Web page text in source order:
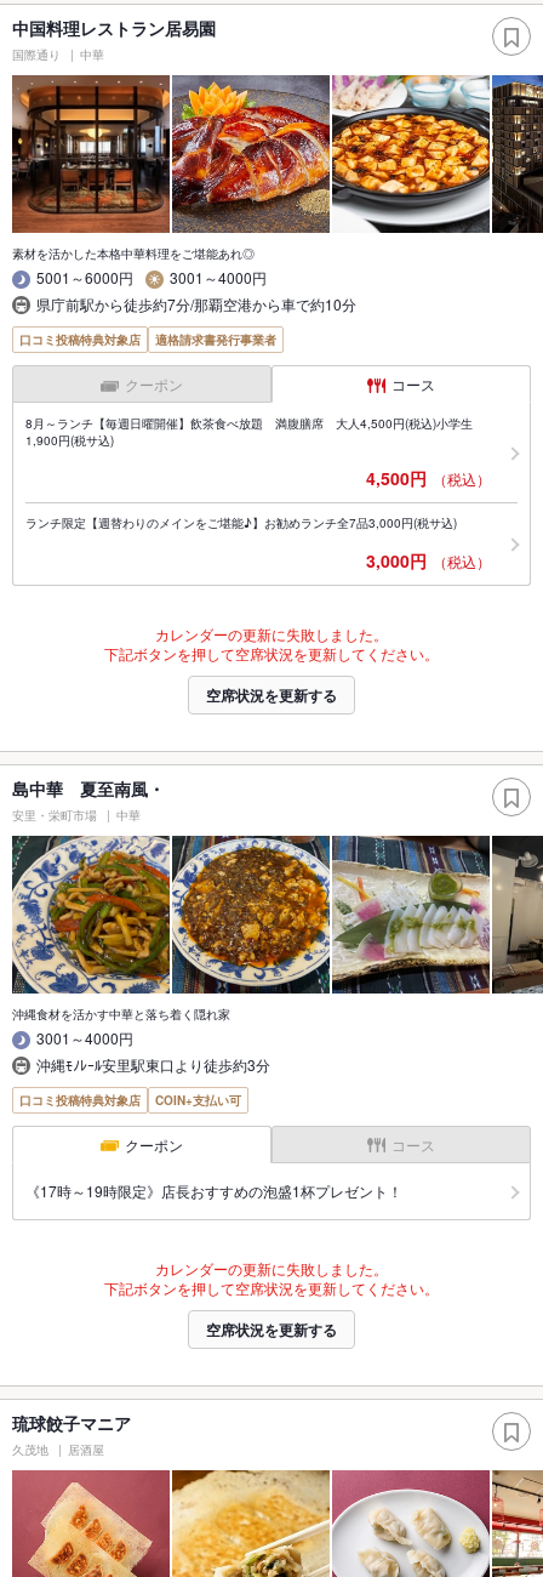
中国料理レストラン居易園
国際通り 中華
素材を活かした本格中華料理をご堪能あれ◎
5001～6000円
3001～4000円
県庁前駅から徒歩約7分/那覇空港から車で約10分
口コミ投稿特典対象店 適格請求書発行事業者
クーポン コース
8月～ランチ【毎週日曜開催】飲茶食べ放題 満腹膳席 大人4,500円(税込)小学生
1,900円(税サ込)
4,500円 （税込）
ランチ限定【週替わりのメインをご堪能♪】お勧めランチ全7品3,000円(税サ込)
3,000円 （税込）
カレンダーの更新に失敗しました。
下記ボタンを押して空席状況を更新してください。
空席状況を更新する
島中華 夏至南風・
安里・栄町市場 中華
沖縄食材を活かす中華と落ち着く隠れ家
3001～4000円
沖縄ﾓﾉﾚｰﾙ安里駅東口より徒歩約3分
口コミ投稿特典対象店 COIN+支払い可
クーポン コース
《17時～19時限定》店長おすすめの泡盛1杯プレゼント！
カレンダーの更新に失敗しました。
下記ボタンを押して空席状況を更新してください。
空席状況を更新する
琉球餃子マニア
久茂地 居酒屋